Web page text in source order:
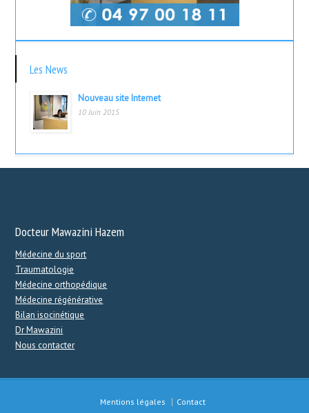
Les News
Nouveau site Internet
10 Juin 2015
Docteur Mawazini Hazem
Médecine du sport
Traumatologie
Médecine orthopédique
Médecine régénérative
Bilan isocinétique
Dr Mawazini
Nous contacter
Mentions légales
Contact